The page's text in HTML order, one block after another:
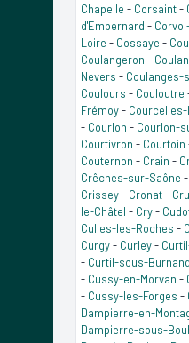
Chapelle - Corsaint-
d'Embernard -
Loire - Cossaye -
Coulangeron -
Nevers - Coulanges-
Coulours - Couloutre
Frémoy-
- Courlon - Courlon-
Courtivron - Courtoin
Couternon - Crain -
Crêches-sur-Saône -
Crissey- Cronat-
le-Châtel - Cry-
Culles-les-Roches -
Curgy- Curley-
- Curtil-sous-Burnand
- Cussy-en-Morvan -
- Cussy-les-Forges -
Dampierre-en-
Dampierre-sous-